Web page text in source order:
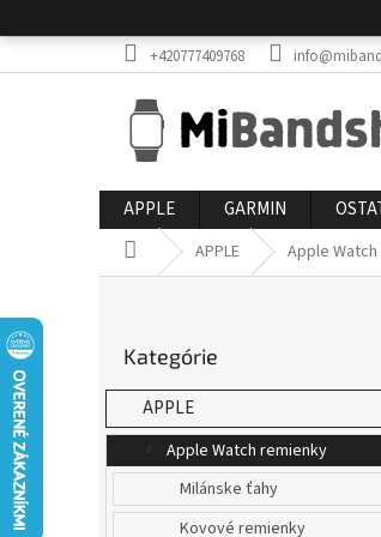
na
+420777409768
APPLE GARMIN
DomovAPPLE Apple
ý
p
n
kategórie
Kategórie
APPLE
Apple Watch remienky
Milánske ťahy
Kovové remienky